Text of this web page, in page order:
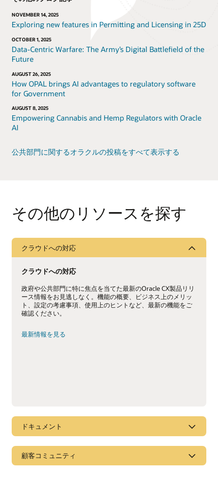
NOVEMBER 14, 2025
Exploring new features in Permitting and Licensing in 25D
OCTOBER 1, 2025
Data-Centric Warfare: The Army’s Digital Battlefield of the
Future
AUGUST 26, 2025
How OPAL brings AI advantages to regulatory software
for Government
AUGUST 8, 2025
Empowering Cannabis and Hemp Regulators with Oracle
AI
公共部門に関するオラクルの投稿をすべて表示する
その他のリソースを探す
クラウドへの対応
クラウドへの対応
政府や公共部門に特に焦点を当てた最新のOracle CX製品リリ
ース情報をお見逃しなく。機能の概要、ビジネス上のメリッ
ト、設定の考慮事項、使用上のヒントなど、最新の機能をご
確認ください。
最新情報を見る
ドキュメント
オラクルでは、Oracle CX、ERP、および他のクラウド・アプ
顧客コミュニティ